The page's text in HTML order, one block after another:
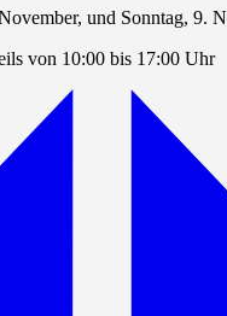
und Sonntag, 9.
von 10:00 bis 17:00 Uhr